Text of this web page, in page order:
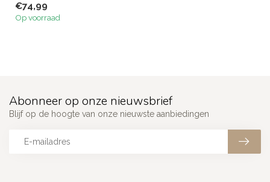
en ...
€74,99
Op voorraad
Abonneer op onze nieuwsbrief
Blijf op de hoogte van onze nieuwste aanbiedingen